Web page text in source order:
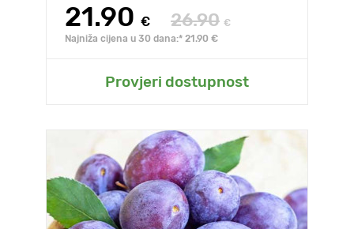
21.90 € 26.90 €
Najniža cijena u 30 dana:* 21.90 €
Provjeri dostupnost